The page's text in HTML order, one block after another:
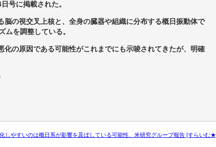
号に掲載された。
脳の視交叉上核と、全身の臓器や組織に分布する概日振動体で
ムを調整している。
化の原因である可能性がこれまでにも示唆されてきたが、明確
しやすいのは概日系が影響を及ぼしている可能性、米研究グループ報告 [すらいむ★]